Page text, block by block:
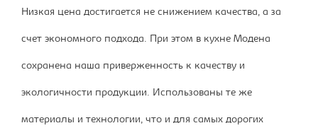
Низкая цена достигается не снижением качества, а за
счет экономного подхода. При этом в кухне Модена
сохранена наша приверженность к качеству и
экологичности продукции. Использованы те же
материалы и технологии, что и для самых дорогих